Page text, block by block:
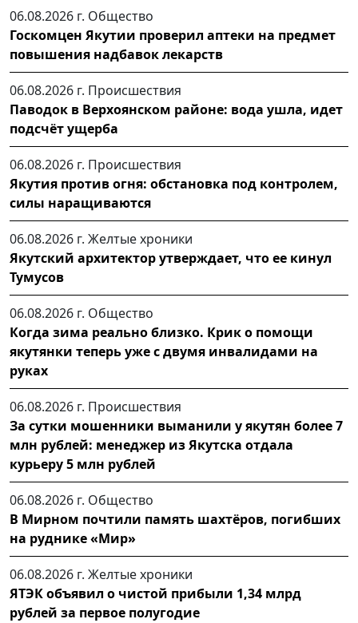
06.08.2026 г. Общество
Госкомцен Якутии проверил аптеки на предмет
повышения надбавок лекарств
06.08.2026 г. Происшествия
Паводок в Верхоянском районе: вода ушла, идет
подсчёт ущерба
06.08.2026 г. Происшествия
Якутия против огня: обстановка под контролем,
силы наращиваются
06.08.2026 г. Желтые хроники
Якутский архитектор утверждает, что ее кинул
Тумусов
06.08.2026 г. Общество
Когда зима реально близко. Крик о помощи
якутянки теперь уже с двумя инвалидами на
руках
06.08.2026 г. Происшествия
За сутки мошенники выманили у якутян более 7
млн рублей: менеджер из Якутска отдала
курьеру 5 млн рублей
06.08.2026 г. Общество
В Мирном почтили память шахтёров, погибших
на руднике «Мир»
06.08.2026 г. Желтые хроники
ЯТЭК объявил о чистой прибыли 1,34 млрд
рублей за первое полугодие